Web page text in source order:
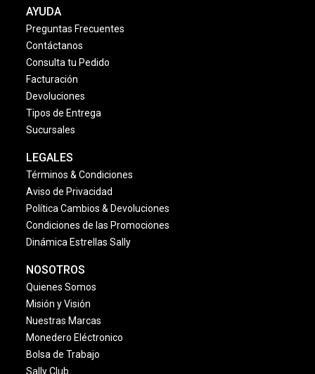
AYUDA
Preguntas Frecuentes
Contáctanos
Consulta tu Pedido
Facturación
Devoluciones
Tipos de Entrega
Sucursales
LEGALES
Términos & Condiciones
Aviso de Privacidad
Política Cambios & Devoluciones
Condiciones de las Promociones
Dinámica Estrellas Sally
NOSOTROS
Quienes Somos
Misión y Visión
Nuestras Marcas
Monedero Eléctronico
Bolsa de Trabajo
Sally Club